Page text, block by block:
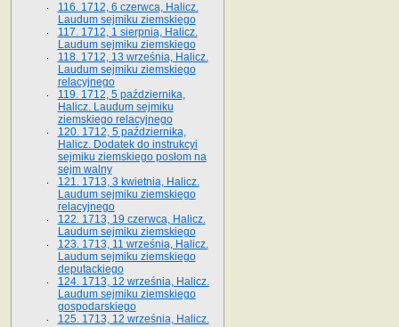
116. 1712, 6 czerwca, Halicz.
Laudum sejmiku ziemskiego
117. 1712, 1 sierpnia, Halicz.
Laudum sejmiku ziemskiego
118. 1712, 13 września, Halicz.
Laudum sejmiku ziemskiego
relacyjnego
119. 1712, 5 października,
Halicz. Laudum sejmiku
ziemskiego relacyjnego
120. 1712, 5 października,
Halicz. Dodatek do instrukcyi
sejmiku ziemskiego posłom na
sejm walny
121. 1713, 3 kwietnia, Halicz.
Laudum sejmiku ziemskiego
relacyjnego
122. 1713, 19 czerwca, Halicz.
Laudum sejmiku ziemskiego
123. 1713, 11 września, Halicz.
Laudum sejmiku ziemskiego
deputackiego
124. 1713, 12 września, Halicz.
Laudum sejmiku ziemskiego
gospodarskiego
125. 1713, 12 września, Halicz.